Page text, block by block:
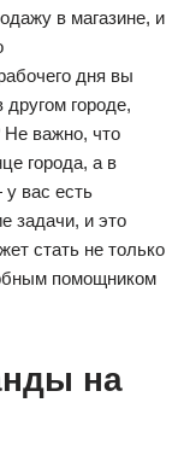
в магазине, и
дня вы
городе,
важно, что
города, а в
вас есть
задачи, и это
стать не только
помощником
на